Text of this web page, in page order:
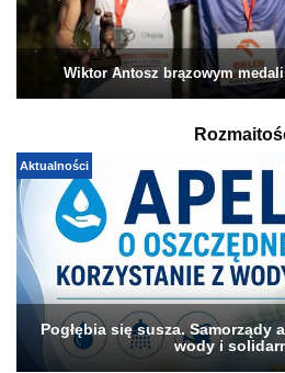
Wiktor Antosz brązowym
Aktualności
Pogłębia się susza. Samorządy
wody i